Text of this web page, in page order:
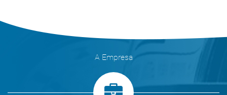
A Empresa